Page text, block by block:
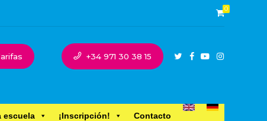
0
+34 971 30 38 15
escuela ¡Inscripción! Contacto